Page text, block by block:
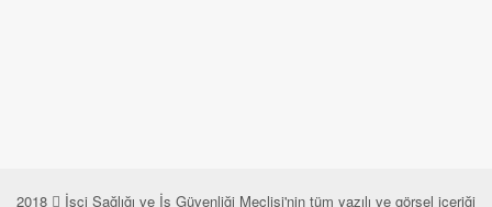
2018 İşçi Sağlığı ve İş Güvenliği Meclisi'nin tüm yazılı ve görsel içeriği